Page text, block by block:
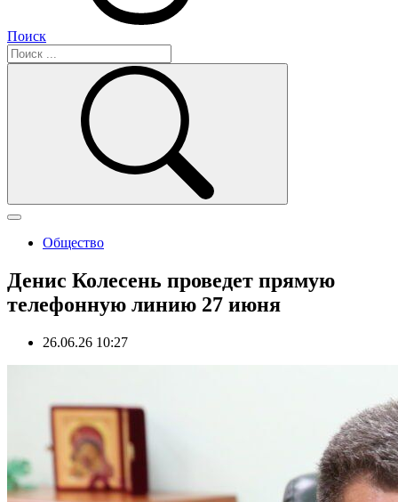
Поиск
Общество
Денис Колесень проведет прямую
телефонную линию 27 июня
26.06.26 10:27